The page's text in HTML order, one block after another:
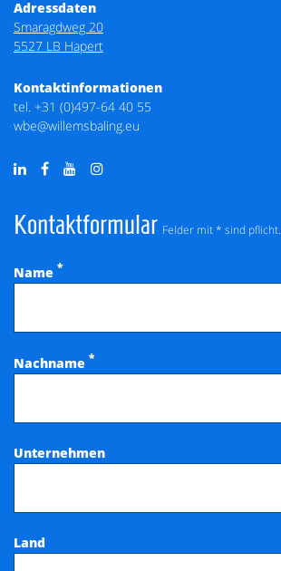
Kontaktformular Felder mit * sind pflicht.
Name *
Nachname *
Unternehmen
Land
Adressdaten
Smaragdweg 20
5527 LB Hapert
Kontaktinformationen
tel. +31 (0)497-64 40 55
wbe@willemsbaling.eu